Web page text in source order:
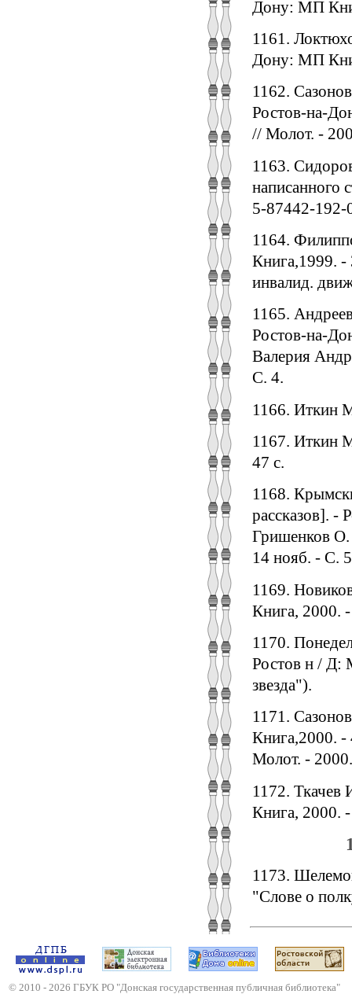
Дону: МП
1161.
Дону: МП
1162.
Ростов-на-
// Молот. -
1163.
написанного
5-87442-192-
1164.
Книга,1999. -
инвалид.
1165.
Ростов-на-
Валерия
С. 4.
1166. Иткин
1167. Иткин
47 с.
1168.
рассказов].
Гришенков
14 нояб. - С.
1169.
Книга, 2000.
1170.
Ростов н / Д:
звезда").
1171.
Книга,2000. -
Молот. -
1172.
Книга, 2000.
1173.
"Слове о
© 2010 - 2026 ГБУК РО "Донская государственная публичная библиотека"